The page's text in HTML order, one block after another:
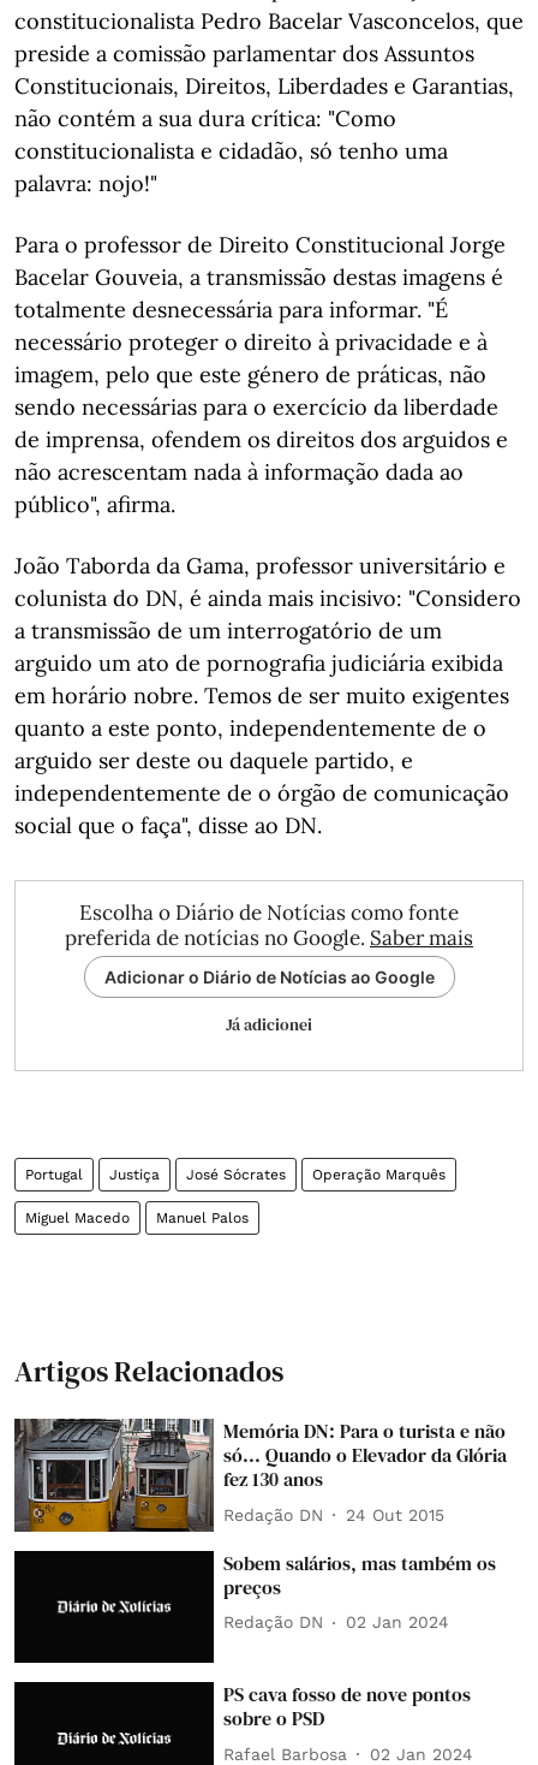
constitucionalista Pedro Bacelar Vasconcelos, que
preside a comissão parlamentar dos Assuntos
Constitucionais, Direitos, Liberdades e Garantias,
não contém a sua dura crítica: "Como
constitucionalista e cidadão, só tenho uma
palavra: nojo!"
Para o professor de Direito Constitucional Jorge
Bacelar Gouveia, a transmissão destas imagens é
totalmente desnecessária para informar. "É
necessário proteger o direito à privacidade e à
imagem, pelo que este género de práticas, não
sendo necessárias para o exercício da liberdade
de imprensa, ofendem os direitos dos arguidos e
não acrescentam nada à informação dada ao
público", afirma.
João Taborda da Gama, professor universitário e
colunista do DN, é ainda mais incisivo: "Considero
a transmissão de um interrogatório de um
arguido um ato de pornografia judiciária exibida
em horário nobre. Temos de ser muito exigentes
quanto a este ponto, independentemente de o
arguido ser deste ou daquele partido, e
independentemente de o órgão de comunicação
social que o faça", disse ao DN.
Escolha o Diário de Notícias como fonte
preferida de notícias no Google. Saber mais
Adicionar o Diário de Notícias ao Google
Já adicionei
Portugal Justiça José Sócrates Operação Marquês
Miguel Macedo Manuel Palos
Artigos Relacionados
Memória DN: Para o turista e não
só... Quando o Elevador da Glória
fez 130 anos
Redação DN 24 Out 2015
Sobem salários, mas também os
preços
Redação DN 02 Jan 2024
PS cava fosso de nove pontos
sobre o PSD
Rafael Barbosa 02 Jan 2024